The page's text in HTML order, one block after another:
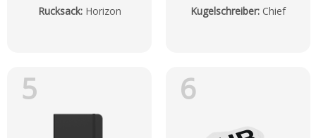
Rucksack: Horizon Kugelschreiber: Chief
5 6